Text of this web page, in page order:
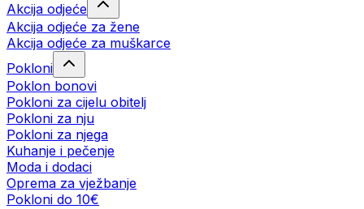
Akcija odjeće
Akcija odjeće za žene
Akcija odjeće za muškarce
Pokloni
Poklon bonovi
Pokloni za cijelu obitelj
Pokloni za nju
Pokloni za njega
Kuhanje i pečenje
Moda i dodaci
Oprema za vježbanje
Pokloni do 10€